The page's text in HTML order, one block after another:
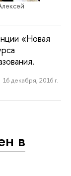
«Новая
16 декабря, 2016 г.
в